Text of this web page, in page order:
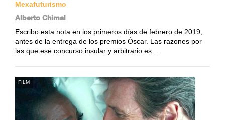
Mexafuturismo
Alberto Chimal
Escribo esta nota en los primeros días de febrero de 2019,
antes de la entrega de los premios Óscar. Las razones por
las que ese concurso insular y arbitrario es…
FILM